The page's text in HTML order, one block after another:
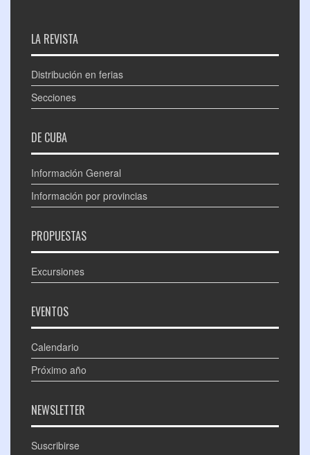
LA REVISTA
Distribución en ferias
Secciones
DE CUBA
Información General
Información por provincias
PROPUESTAS
Excursiones
EVENTOS
Calendario
Próximo año
NEWSLETTER
Suscribirse